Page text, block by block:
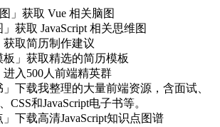
」获取 Vue 相关脑图
获取 JavaScript 相关思维图
获取简历制作建议
板」获取精选的简历模板
进入500人前端精英群
下载我整理的大量前端资源，含面试、
CSS和JavaScript电子书等。
下载高清JavaScript知识点图谱